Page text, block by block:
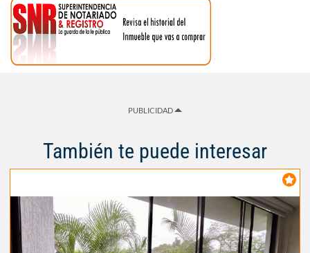
PUBLICIDAD
También te puede interesar